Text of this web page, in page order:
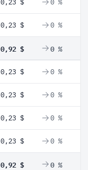
0,23 $ 0 %
0,23 $ 0 %
0,92 $ 0 %
0,23 $ 0 %
0,23 $ 0 %
0,23 $ 0 %
0,23 $ 0 %
0,92 $ 0 %